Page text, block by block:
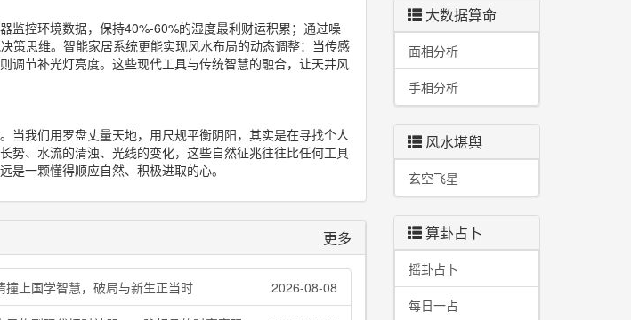
监控环境数据，保持40%-60%的湿度最利财运积累；通过噪
策思维。智能家居系统更能实现风水布局的动态调整：当传感
调节补光灯亮度。这些现代工具与传统智慧的融合，让天井风
当我们用罗盘丈量天地，用尺规平衡阴阳，其实是在寻找个人
势、水流的清浊、光线的变化，这些自然征兆往往比任何工具
是一颗懂得顺应自然、积极进取的心。
更多
撞上国学智慧，破局与新生正当时 2026-08-08
大数据算命
面相分析
手相分析
风水堪舆
玄空飞星
算卦占卜
摇卦占卜
每日一占